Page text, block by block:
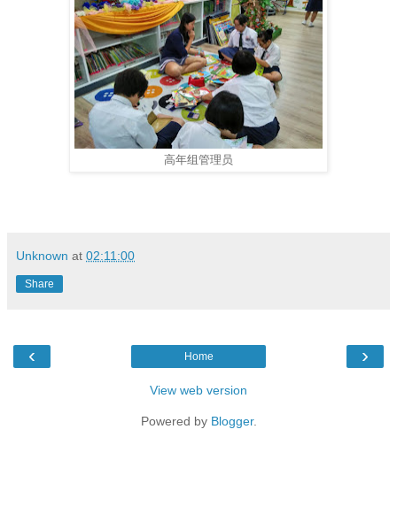
高年组管理员
Unknown at 02:11:00
Share
‹ ›
Home
View web version
Powered by Blogger.